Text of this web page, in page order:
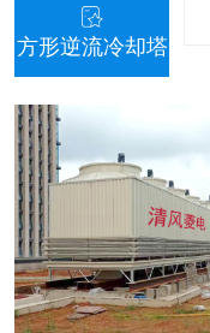
方形逆流冷却塔